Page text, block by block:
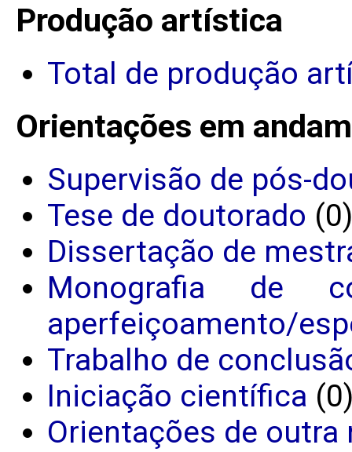
Produção artística
Total de produção
Orientações em
Supervisão de pós-
Tese de doutorado (0)
Dissertação de
Monografia de
aperfeiçoamento/
Trabalho de
Iniciação científica
Orientações de outra